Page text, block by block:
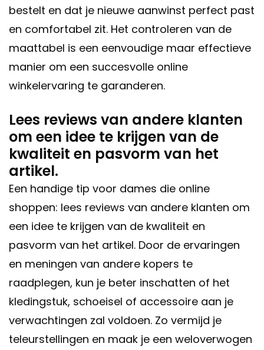
bestelt en dat je nieuwe aanwinst perfect past
en comfortabel zit. Het controleren van de
maattabel is een eenvoudige maar effectieve
manier om een succesvolle online
winkelervaring te garanderen.
Lees reviews van andere klanten
om een idee te krijgen van de
kwaliteit en pasvorm van het
artikel.
Een handige tip voor dames die online
shoppen: lees reviews van andere klanten om
een idee te krijgen van de kwaliteit en
pasvorm van het artikel. Door de ervaringen
en meningen van andere kopers te
raadplegen, kun je beter inschatten of het
kledingstuk, schoeisel of accessoire aan je
verwachtingen zal voldoen. Zo vermijd je
teleurstellingen en maak je een weloverwogen